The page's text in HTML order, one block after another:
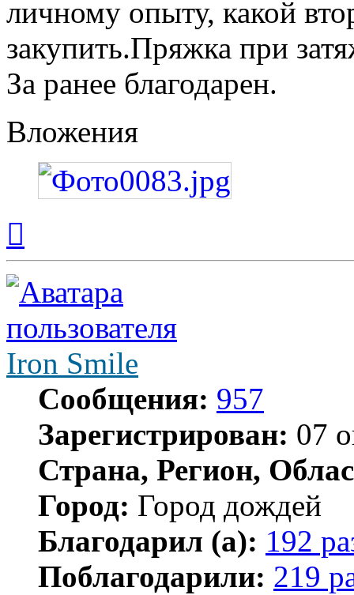
личному опыту, какой
закупить.Пряжка при
За ранее благодарен.
Вложения
началу
Iron Smile
Сообщения: 957
Зарегистрирован: 07
Страна, Регион,
Город: Город дождей
Благодарил (а): 192
Поблагодарили: 219